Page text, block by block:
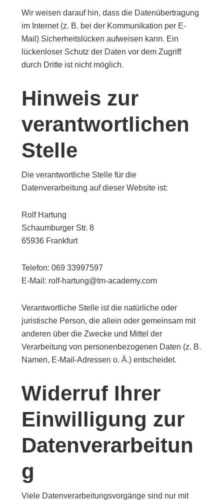
Wir weisen darauf hin, dass die Datenübertragung
im Internet (z. B. bei der Kommunikation per E-
Mail) Sicherheitslücken aufweisen kann. Ein
lückenloser Schutz der Daten vor dem Zugriff
durch Dritte ist nicht möglich.
Hinweis zur
verantwortlichen
Stelle
Die verantwortliche Stelle für die
Datenverarbeitung auf dieser Website ist:
Rolf Hartung
Schaumburger Str. 8
65936 Frankfurt
Telefon: 069 33997597
E-Mail: rolf-hartung@tm-academy.com
Verantwortliche Stelle ist die natürliche oder
juristische Person, die allein oder gemeinsam mit
anderen über die Zwecke und Mittel der
Verarbeitung von personenbezogenen Daten (z. B.
Namen, E-Mail-Adressen o. Ä.) entscheidet.
Widerruf Ihrer
Einwilligung zur
Datenverarbeitun
g
Viele Datenverarbeitungsvorgänge sind nur mit